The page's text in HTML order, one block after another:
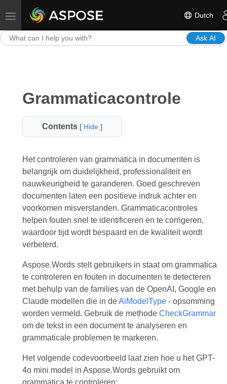
Toggle navigation Dutch
Ask AI
Grammaticacontrole
Contents [ Hide]
Het controleren van grammatica in documenten is
belangrijk om duidelijkheid, professionaliteit en
nauwkeurigheid te garanderen. Goed geschreven
documenten laten een positieve indruk achter en
voorkomen misverstanden. Grammaticacontroles
helpen fouten snel te identificeren en te corrigeren,
waardoor tijd wordt bespaard en de kwaliteit wordt
verbeterd.
Aspose.Words stelt gebruikers in staat om grammatica
te controleren en fouten in documenten te detecteren
met behulp van de families van de OpenAI, Google en
Claude modellen die in deAiModelType- opsomming
worden vermeld. Gebruik de methode CheckGrammar
om de tekst in een document te analyseren en
grammaticale problemen te markeren.
Het volgende codevoorbeeld laat zien hoe u het GPT-
4o mini model in Aspose.Words gebruikt om
grammatica te controleren: